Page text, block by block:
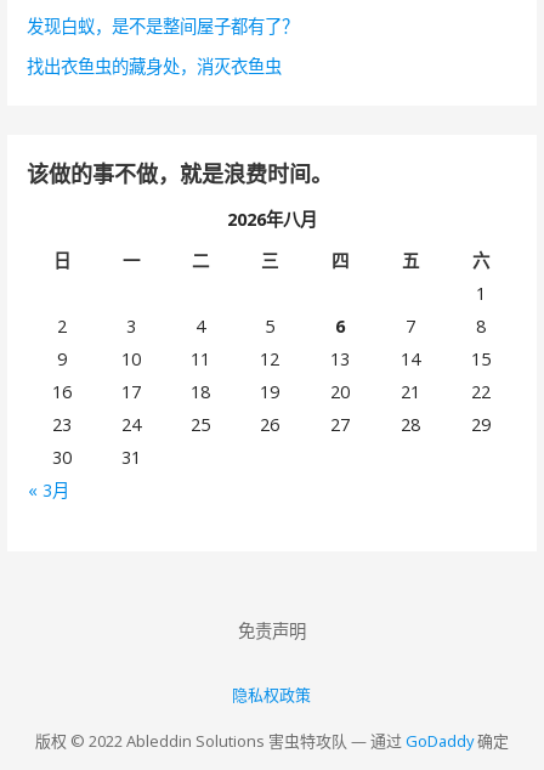
发现白蚁，是不是整间屋子都有了？
找出衣鱼虫的藏身处，消灭衣鱼虫
该做的事不做，就是浪费时间。
2026年八月
日
一 二 三 四 五 六
« 3月
1
2
3 4 5 6 7
8
9
10 11 12 13 14
15
16
17 18 19 20 21
22
23
24 25 26 27 28
29
30
31
免责声明
隐私权政策
版权 © 2022 Ableddin Solutions 害虫特攻队 — 通过 GoDaddy确定